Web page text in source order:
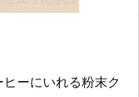
ーにいれる粉末ク